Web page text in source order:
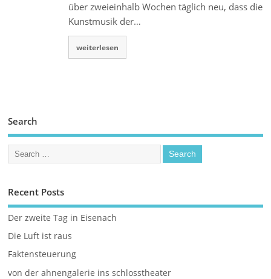
über zweieinhalb Wochen täglich neu, dass die
Kunstmusik der…
weiterlesen
Search
Recent Posts
Der zweite Tag in Eisenach
Die Luft ist raus
Faktensteuerung
von der ahnengalerie ins schlosstheater